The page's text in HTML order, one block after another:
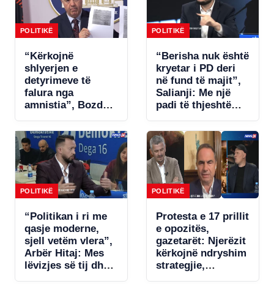
POLITIKË
“Kërkojnë
shlyerjen e
detyrimeve të
falura nga
amnistia”, Bozdo
Po i bëhet presion
bizneseve.
Ministria e
Financave s’ka
miratuar aktet
nënligjore!
POLITIKË
“Berisha nuk është
kryetar i PD deri
në fund të majit”,
Salianji: Me një
padi të thjeshtë
statutin, por s’ia
jap këtë avantazh
Ramës (VIDEO)
POLITIKË
“Politikan i ri me
qasje moderne,
sjell vetëm vlera”,
Arbër Hitaj: Mes
lëvizjes së tij dhe
POLITIKË
Protesta e 17 prillit
e opozitës,
gazetarët: Njerëzit
kërkojnë ndryshim
strategjie,